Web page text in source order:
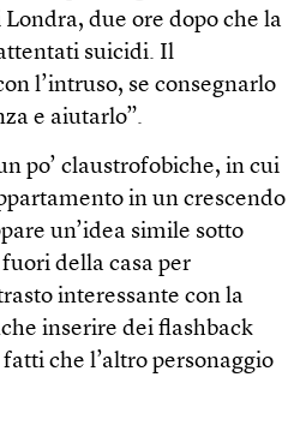
due ore dopo che la
suicidi. Il
l’intruso, se consegnarlo
e aiutarlo”.
po’ claustrofobiche, in cui
in un crescendo
un’idea simile sotto
della casa per
interessante con la
inserire dei flashback
che l’altro personaggio